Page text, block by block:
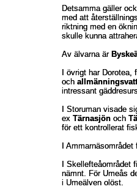
Detsamma gäller
med att
riktning med en
skulle kunna
Av älvarna är
I övrigt har Dorotea,
och
intressant
I Storuman visade
ex Tärnasjön och
för ett kontrollerat
I
I
nämnt. För Umeås
i Umeälven olöst.
Detsamma gäller
med att
riktning med en
skulle kunna
Av älvarna är
I övrigt har Dorotea,
och
intressant
I Storuman visade
ex Tärnasjön och
för ett kontrollerat
I
I
nämnt. För Umeås
i Umeälven olöst.